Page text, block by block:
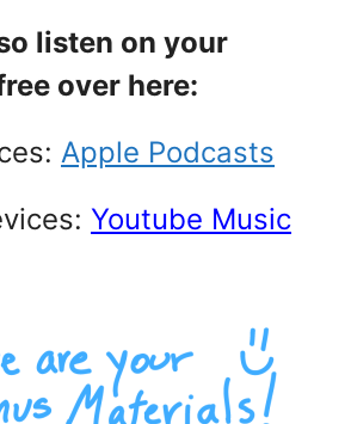
listen on your
over here:
Apple Podcasts
Youtube Music